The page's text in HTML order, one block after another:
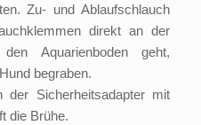
Zu- und Ablaufschlauch
direkt an der
Aquarienboden geht,
begraben.
Sicherheitsadapter mit
die Brühe.